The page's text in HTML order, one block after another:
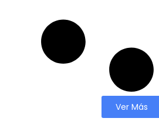
Ver Más